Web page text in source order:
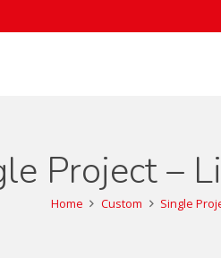
Project –
Home Custom Single